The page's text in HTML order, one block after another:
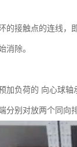
的接触点的连线
消除。
加负荷的 向心球
分别对放两个同向